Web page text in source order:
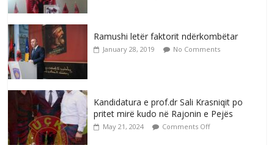
Ramushi letër faktorit ndërkombëtar
January 28, 2019 No Comments
Kandidatura e prof.dr Sali Krasniqit po
pritet mirë kudo në Rajonin e Pejës
May 21, 2024 Comments Off